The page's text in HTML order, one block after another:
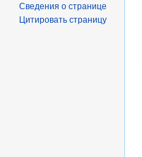
Сведения о странице
Цитировать страницу